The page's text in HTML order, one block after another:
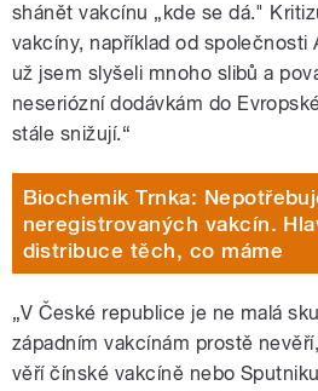
shánět vakcínu „kde se dá."
vakcíny, například od společnosti
už jsem slyšeli mnoho slibů a
neseriózní dodávkám do
stále snižují.“
Biochemik Trnka:
neregistrovaných vakcín.
distribuce těch, co máme
„V České republice je ne malá
západním vakcínám prostě nevěří,
věří čínské vakcíně nebo